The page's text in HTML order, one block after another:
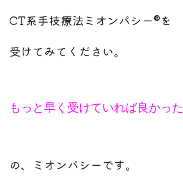
CT系手技療法ミオンパシー®を
受けてみてください。
もっと早く受けていれば良かった
の、ミオンパシーです。